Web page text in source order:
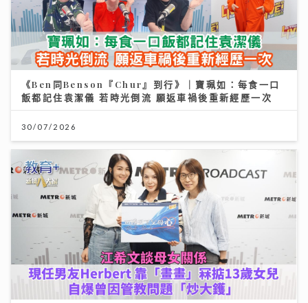
《Ben同Benson『Chur』到行》｜寶珮如：每食一口
飯都記住袁潔儀 若時光倒流 願返車禍後重新經歷一次
30/07/2026